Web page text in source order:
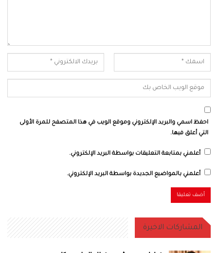
احفظ اسمي والبريد الإلكتروني وموقع الويب في هذا المتصفح للمرة الأولى
التي أعلق فيها.
أعلمني بمتابعة التعليقات بواسطة البريد الإلكتروني.
أعلمني بالمواضيع الجديدة بواسطة البريد الإلكتروني.
المشاركات الاخيرة